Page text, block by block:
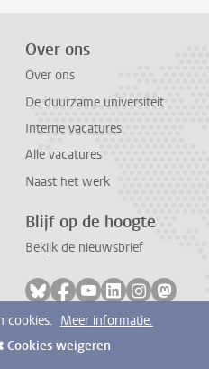
Over ons
Over ons
De duurzame universiteit
Interne vacatures
Alle vacatures
Naast het werk
Blijf op de hoogte
Bekijk de nieuwsbrief
Volg ons op bluesky
Volg ons op facebook
Volg ons op
Volg ons op
Volg ons
Volg
cookies. Meer informatie.
Cookies weigeren